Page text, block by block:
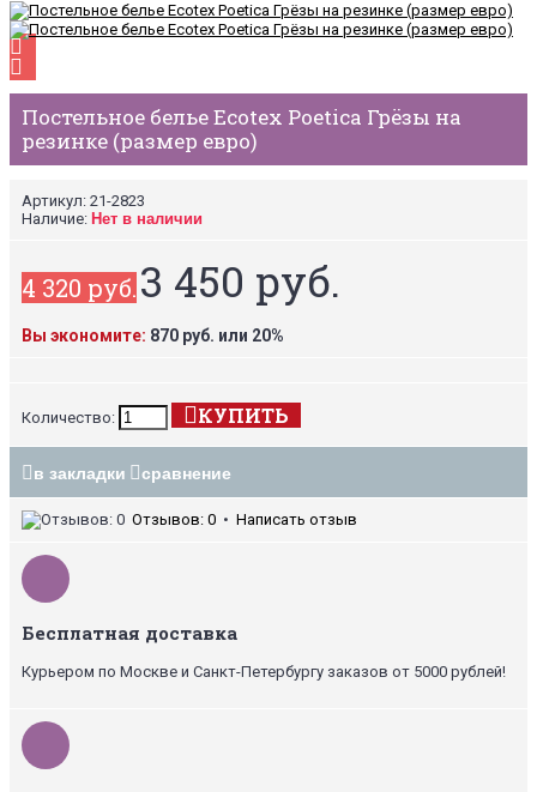
Постельное белье Ecotex Poetica Грёзы на
резинке (размер евро)
Артикул: 21-2823
Наличие: Нет в наличии
4 320 руб.3 450 руб.
Вы экономите: 870 руб. или 20%
Количество: КУПИТЬ
в закладки сравнение
Отзывов: 0 • Написать отзыв
Бесплатная доставка
Курьером по Москве и Санкт-Петербургу заказов от 5000 рублей!